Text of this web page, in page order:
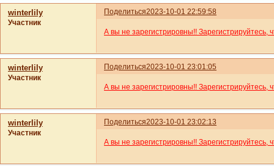
Поделиться2023-10-01 22:59:58
winterlily
Участник
А вы не зарегистрировны!! Зарегистрируйтесь,
Поделиться2023-10-01 23:01:05
winterlily
Участник
А вы не зарегистрировны!! Зарегистрируйтесь,
Поделиться2023-10-01 23:02:13
winterlily
Участник
А вы не зарегистрировны!! Зарегистрируйтесь,